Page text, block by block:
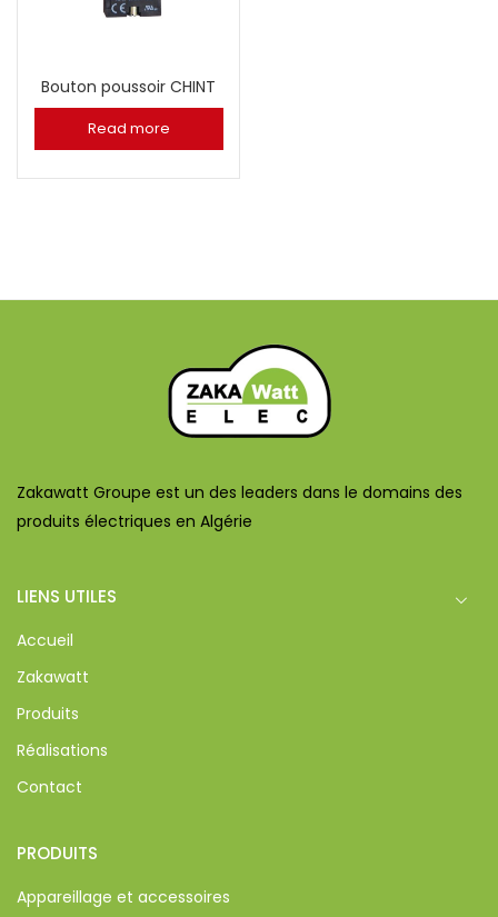
Bouton poussoir CHINT
Read more
Zakawatt Groupe est un des leaders dans le domains des
produits électriques en Algérie
LIENS UTILES
Accueil
Zakawatt
Produits
Réalisations
Contact
PRODUITS
Appareillage et accessoires